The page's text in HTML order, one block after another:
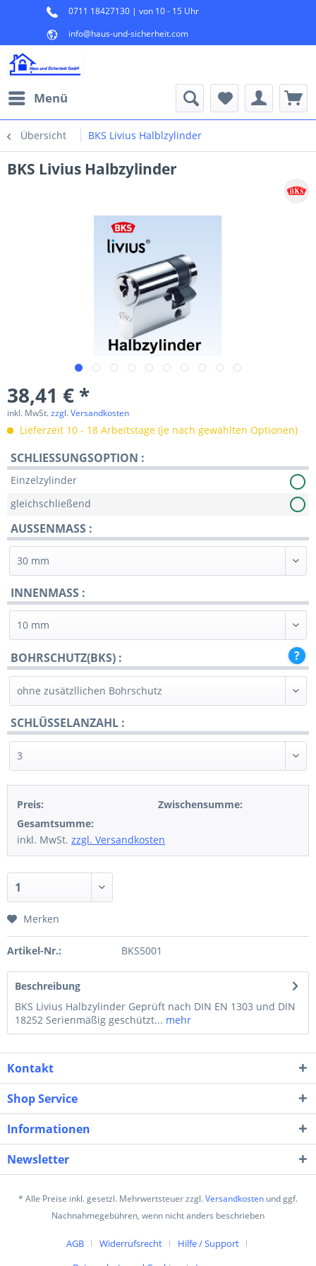
0711 18427130 | von 10 - 15 Uhr
info@haus-und-sicherheit.com
Menü
Übersicht BKS Livius Halblzylinder
BKS Livius Halbzylinder
38,41 € *
inkl. MwSt.zzgl. Versandkosten
Lieferzeit 10 - 18 Arbeitstage (je nach gewählten Optionen)
SCHLIESSUNGSOPTION :
Einzelzylinder
gleichschließend
AUSSENMASS :
INNENMASS :
BOHRSCHUTZ(BKS) :
SCHLÜSSELANZAHL :
Preis:
Zwischensumme:
Gesamtsumme:
inkl. MwSt.zzgl. Versandkosten
Merken
Artikel-Nr.: BKS5001
Beschreibung
BKS Livius Halbzylinder Geprüft nach DIN EN 1303 und DIN
18252 Seri­en­mäßig geschützt... mehr
Kontakt
Shop Service
Informationen
Newsletter
* Alle Preise inkl. gesetzl. Mehrwertsteuer zzgl.Versandkosten und ggf.
Nachnahmegebühren, wenn nicht anders beschrieben
AGB Widerrufsrecht
Hilfe / Support